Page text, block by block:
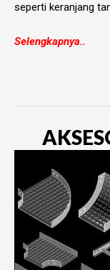
seperti keranjang
Selengkapnya..